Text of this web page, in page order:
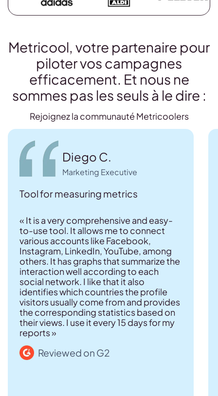
Metricool, votre partenaire pour
piloter vos campagnes
efficacement. Et nous ne
sommes pas les seuls à le dire :
Rejoignez la communauté Metricoolers
Diego C.
Marketing Executive
Tool for measuring metrics
« It is a very comprehensive and easy-
to-use tool. It allows me to connect
various accounts like Facebook,
Instagram, LinkedIn, YouTube, among
others. It has graphs that summarize the
interaction well according to each
social network. I like that it also
identifies which countries the profile
visitors usually come from and provides
the corresponding statistics based on
their views. I use it every 15 days for my
reports »
Reviewed on G2